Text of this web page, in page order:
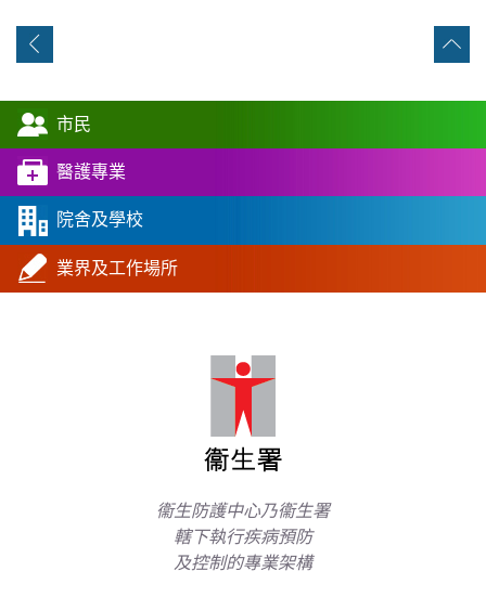
市民
醫護專業
院舍及學校
業界及工作場所
衞生防護中心乃衞生署
轄下執行疾病預防
及控制的專業架構